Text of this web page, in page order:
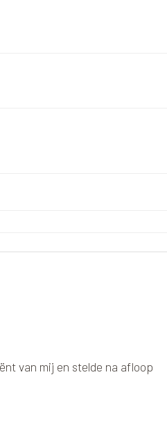
van mij en stelde na afloop